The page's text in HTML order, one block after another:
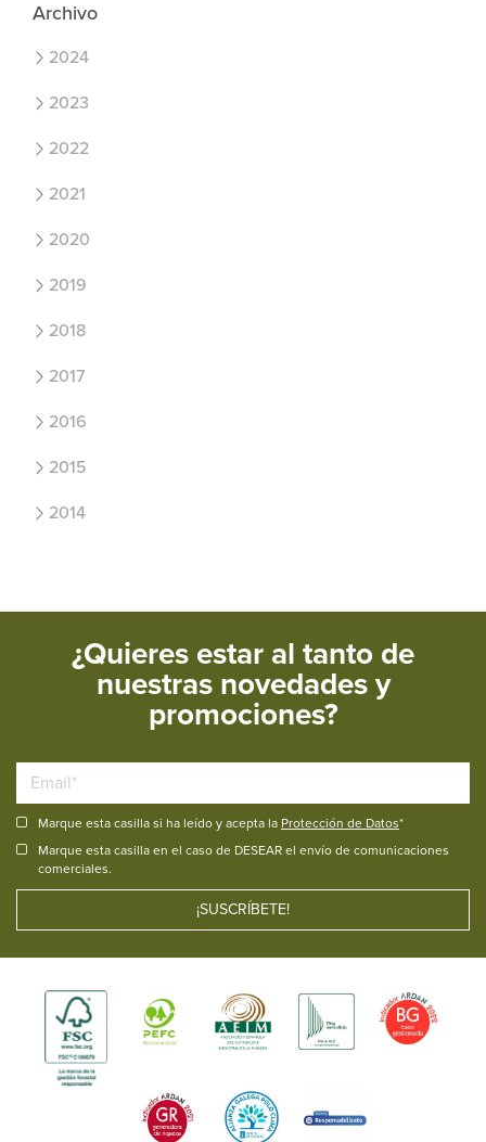
Archivo
2024
2023
2022
2021
2020
2019
2018
2017
2016
2015
2014
¿Quieres estar al tanto de
nuestras novedades y
promociones?
Marque esta casilla si ha leído y acepta la Protección de Datos*
Marque esta casilla en el caso de DESEAR el envío de comunicaciones
comerciales.